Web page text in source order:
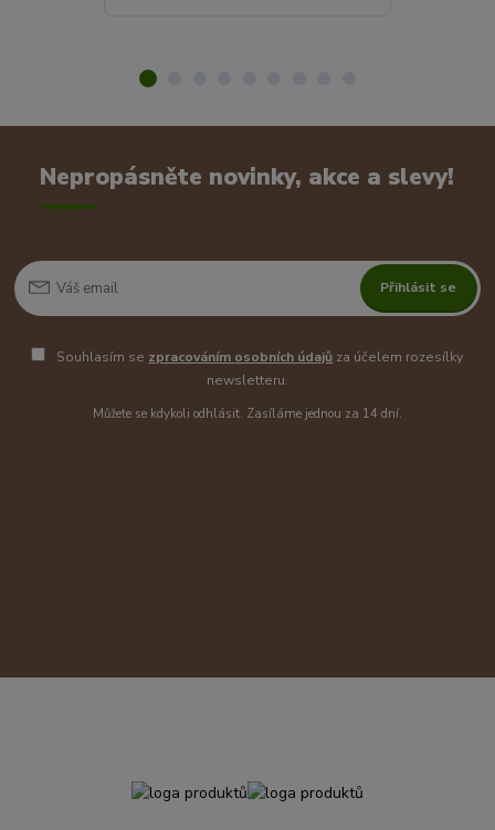
Nepropásněte novinky, akce a slevy!
Přihlásit se
Souhlasím se zpracováním osobních údajů za účelem rozesílky
newsletteru.
Můžete se kdykoli odhlásit. Zasíláme jednou za 14 dní.